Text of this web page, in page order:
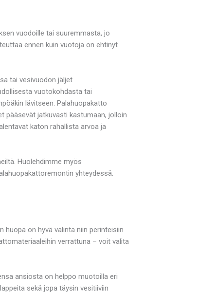
vuodoille tai suuremmasta, jo
ennen kuin vuotoja on ehtinyt
tai vesivuodon jäljet
vuotokohdasta tai
lävitseen. Palahuopakatto
pääsevät jatkuvasti kastumaan, jolloin
katon rahallista arvoa ja
Huolehdimme myös
yhteydessä.
huopa on hyvä valinta niin perinteisiin
verrattuna – voit valita
ansiosta on helppo muotoilla eri
sekä jopa täysin vesitiiviin